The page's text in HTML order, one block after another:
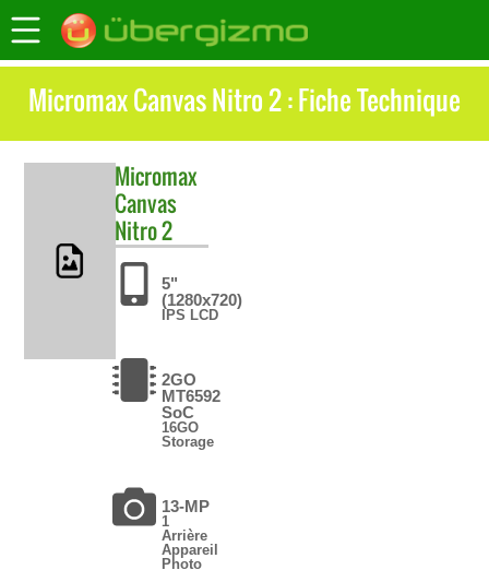
Micromax Canvas Nitro 2 : Fiche Technique
Micromax
Canvas
Nitro 2
5"
(1280x720)
IPS LCD
2GO
MT6592
SoC
16GO
Storage
13-MP
1
Arrière
Appareil
Photo